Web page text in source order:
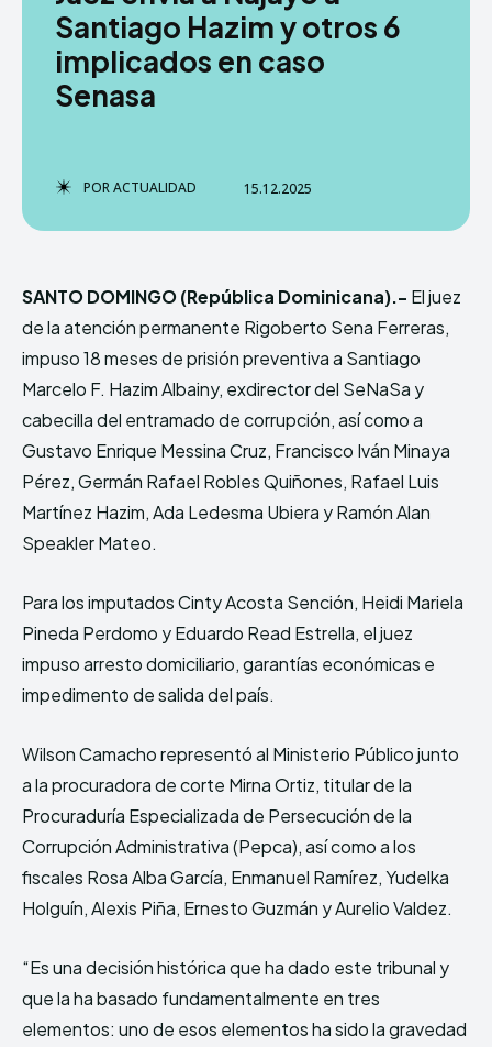
TERMS & CONDITIONS
EchoVerse
Comparte esto:
Facebook X
TERMS & CONDITIONS
EchoVerse
Comparte esto:
Facebook X
Santiago Hazim y otros 6
implicados en caso
Senasa
PORACTUALIDAD 15.12.2025
SANTO DOMINGO (República Dominicana).- El juez
de la atención permanente Rigoberto Sena Ferreras,
impuso 18 meses de prisión preventiva a Santiago
Marcelo F. Hazim Albainy, exdirector del SeNaSa y
cabecilla del entramado de corrupción, así como a
Gustavo Enrique Messina Cruz, Francisco Iván Minaya
Pérez, Germán Rafael Robles Quiñones, Rafael Luis
Martínez Hazim, Ada Ledesma Ubiera y Ramón Alan
Speakler Mateo.
Para los imputados Cinty Acosta Sención, Heidi Mariela
Pineda Perdomo y Eduardo Read Estrella, el juez
impuso arresto domiciliario, garantías económicas e
impedimento de salida del país.
Wilson Camacho representó al Ministerio Público junto
a la procuradora de corte Mirna Ortiz, titular de la
Procuraduría Especializada de Persecución de la
Corrupción Administrativa (Pepca), así como a los
fiscales Rosa Alba García, Enmanuel Ramírez, Yudelka
Holguín, Alexis Piña, Ernesto Guzmán y Aurelio Valdez.
“Es una decisión histórica que ha dado este tribunal y
que la ha basado fundamentalmente en tres
elementos: uno de esos elementos ha sido la gravedad